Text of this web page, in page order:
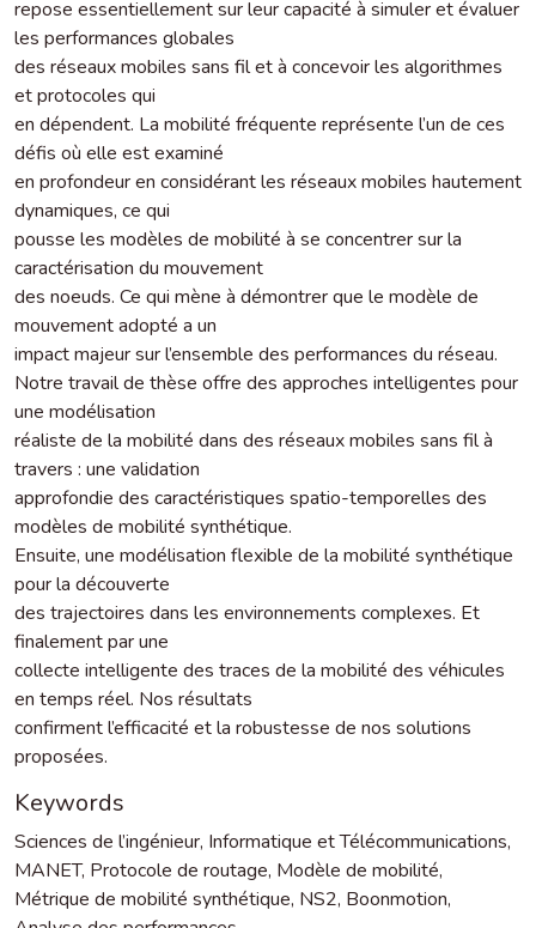
repose essentiellement sur leur capacité à simuler et évaluer
les performances globales
des réseaux mobiles sans fil et à concevoir les algorithmes
et protocoles qui
en dépendent. La mobilité fréquente représente l’un de ces
défis où elle est examiné
en profondeur en considérant les réseaux mobiles hautement
dynamiques, ce qui
pousse les modèles de mobilité à se concentrer sur la
caractérisation du mouvement
des noeuds. Ce qui mène à démontrer que le modèle de
mouvement adopté a un
impact majeur sur l’ensemble des performances du réseau.
Notre travail de thèse offre des approches intelligentes pour
une modélisation
réaliste de la mobilité dans des réseaux mobiles sans fil à
travers : une validation
approfondie des caractéristiques spatio-temporelles des
modèles de mobilité synthétique.
Ensuite, une modélisation flexible de la mobilité synthétique
pour la découverte
des trajectoires dans les environnements complexes. Et
finalement par une
collecte intelligente des traces de la mobilité des véhicules
en temps réel. Nos résultats
confirment l’efficacité et la robustesse de nos solutions
proposées.
Keywords
Sciences de l’ingénieur, Informatique et Télécommunications,
MANET, Protocole de routage, Modèle de mobilité,
Métrique de mobilité synthétique, NS2, Boonmotion,